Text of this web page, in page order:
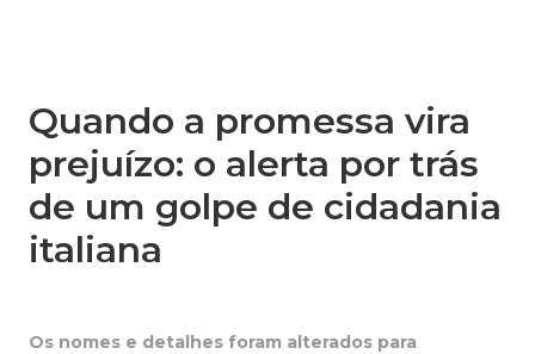
Quando a promessa vira
prejuízo: o alerta por trás
de um golpe de cidadania
italiana
Os nomes e detalhes foram alterados para